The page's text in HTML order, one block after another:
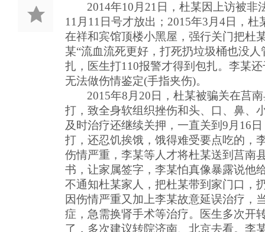
2014年10月21日， 杜某因上访被非
11月11日号才放出；2015年3月4日， 杜
在祥和宾馆顶楼小黑屋，强行关门把杜
某“流血流死更好，打死扔垃圾桶也没人
扎，医生打110报警才得到包扎。李某
无法做伤情鉴定(手指夹伤)。
2015年8月20日， 杜某被骗关在莒
打，致全身软组织挫伤和头、口、鼻、
及时治疗还继续关押 ， 一直关到 9月16
打，还忍饥挨饿，饿得难受要点吃的，
伤情严重 ， 李某等人才将杜某送到莒南
书，让家属签字，李某怕真像暴露说他
不通知杜某家人，把杜某带到家门口，
因伤情严重又加上李某故意延误治疗，
症，急需换肾手术等治疗。
医生多次开
了，多次建议转院济南、北京去看。 李